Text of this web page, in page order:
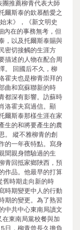
團推薦柳青代表大師
爾斯泰的欽慕酷愛之
末》，《新文明史
內在的事務無考，但
，以及托爾斯泰賜與
密切接觸的生涯方
描述的人物在配合周
。 回國后不久，柳
霍夫也是柳青崇拜的
曲和寫蘇聯新的時
都深有影響。訪蘇時
洛霍夫寫過信。顯
爾斯泰那樣生涯在家
生的和將要產生的農
。 縱不雅柳青的創
的一年夜特點。寫身
聞親身體驗過的生
青回抵家鄉陜西，預
作品。他最早的打算
舊時期走向新的時
時期變更中人的行動
期的變更。為了熟習
中共中心東南局讀文
東南局黨校餐與加